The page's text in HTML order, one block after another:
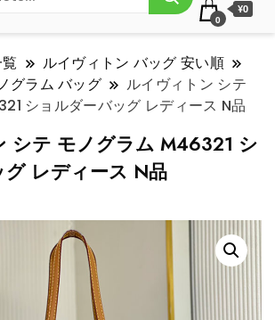
0
¥0
ルイヴィトン バッグ 安い順
グラム バッグ
ルイヴィトン シテ
ショルダーバッグ レディース N品
シテ モノグラム M46321 シ
グ レディース N品